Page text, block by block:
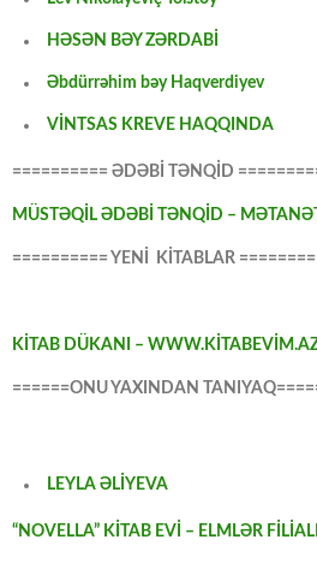
HƏSƏN BƏY ZƏRDABİ
Əbdürrəhim bəy Haqverdiyev
VİNTSAS KREVE HAQQINDA
========== ƏDƏBİ TƏNQİD
MÜSTƏQİL ƏDƏBİ TƏNQİD –
========== YENİ KİTABLAR
KİTAB DÜKANI –
======ONU YAXINDAN
LEYLA ƏLİYEVA
“NOVELLA” KİTAB EVİ – ELMLƏR FİLİALI